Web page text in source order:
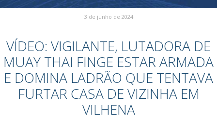
3 de junho de 2024
VÍDEO: VIGILANTE, LUTADORA DE
MUAY THAI FINGE ESTAR ARMADA
E DOMINA LADRÃO QUE TENTAVA
FURTAR CASA DE VIZINHA EM
VILHENA